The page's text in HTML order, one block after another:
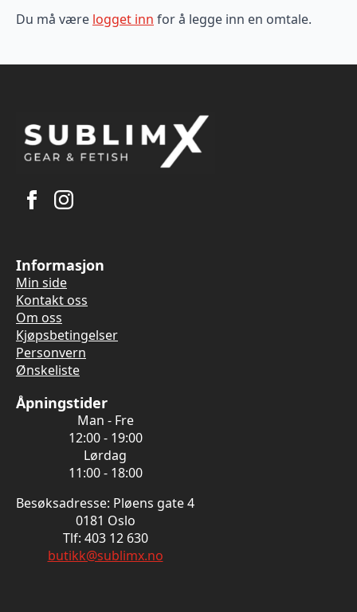
Du må være logget inn for å legge inn en omtale.
Informasjon
Min side
Kontakt oss
Om oss
Kjøpsbetingelser
Personvern
Ønskeliste
Åpningstider
Man - Fre
12:00 - 19:00
Lørdag
11:00 - 18:00
Besøksadresse: Pløens gate 4
0181 Oslo
Tlf: 403 12 630
butikk@sublimx.no